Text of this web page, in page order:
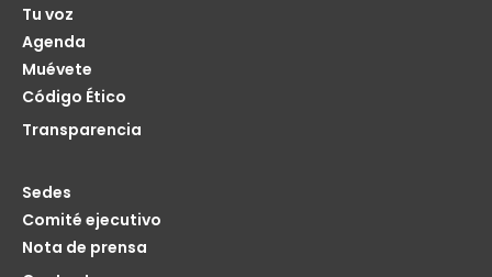
Tu voz
Agenda
Muévete
Código Ético
Transparencia
Sedes
Comité ejecutivo
Nota de prensa